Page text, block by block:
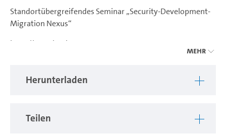
Standortübergreifendes Seminar „Security-Development-
Migration Nexus“
http://portal.uni-
freiburg.de/politik/professuren/governance/
Mehr
Herunterladen
Teilen